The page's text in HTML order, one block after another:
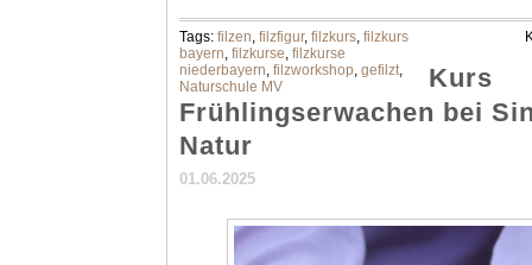
Tags: filzen, filzfigur, filzkurs, filzkurs
bayern, filzkurse, filzkurse
niederbayern, filzworkshop, gefilzt,
Naturschule MV
Kurs
Frühlingserwachen bei
Natur
01.06.2025